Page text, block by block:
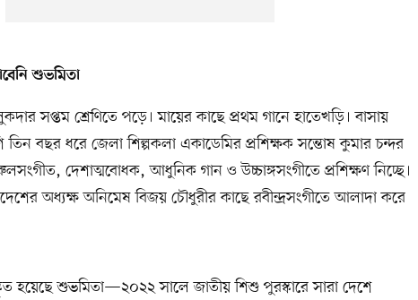
শুভমিতা
সপ্তম শ্রেণিতে পড়ে। মায়ের কাছে প্রথম গানে হাতেখড়ি। বাসায়
তিন বছর ধরে জেলা শিল্পকলা একাডেমির প্রশিক্ষক সন্তোষ কুমার চন্দর
দেশাত্মবোধক, আধুনিক গান ও উচ্চাঙ্গসংগীতে প্রশিক্ষণ নিচ্ছে।
অধ্যক্ষ অনিমেষ বিজয় চৌধুরীর কাছে রবীন্দ্রসংগীতে আলাদা করে
হয়েছে শুভমিতা—২০২২ সালে জাতীয় শিশু পুরস্কারে সারা দেশে